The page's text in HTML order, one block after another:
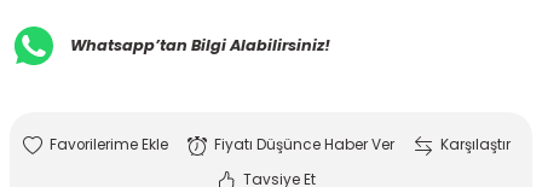
Whatsapp’tan Bilgi Alabilirsiniz!
Fiyatı Düşünce Haber Ver
Karşılaştır
Tavsiye Et